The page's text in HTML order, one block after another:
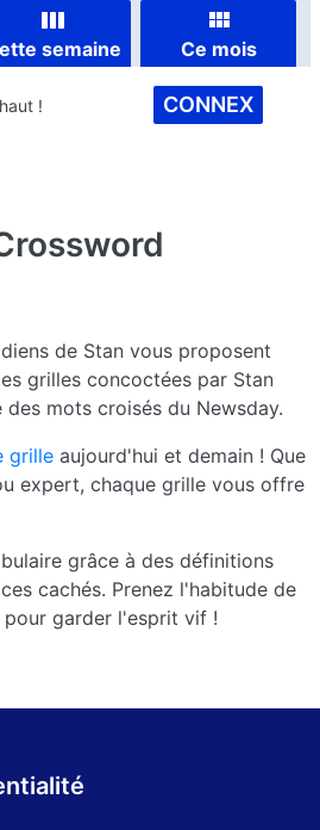
semaine Ce mois
! CONNEX
de Stan vous proposent
grilles concoctées par Stan
des mots croisés du Newsday.
grille aujourd'hui et demain ! Que
expert, chaque grille vous offre
grâce à des définitions
cachés. Prenez l'habitude de
garder l'esprit vif !